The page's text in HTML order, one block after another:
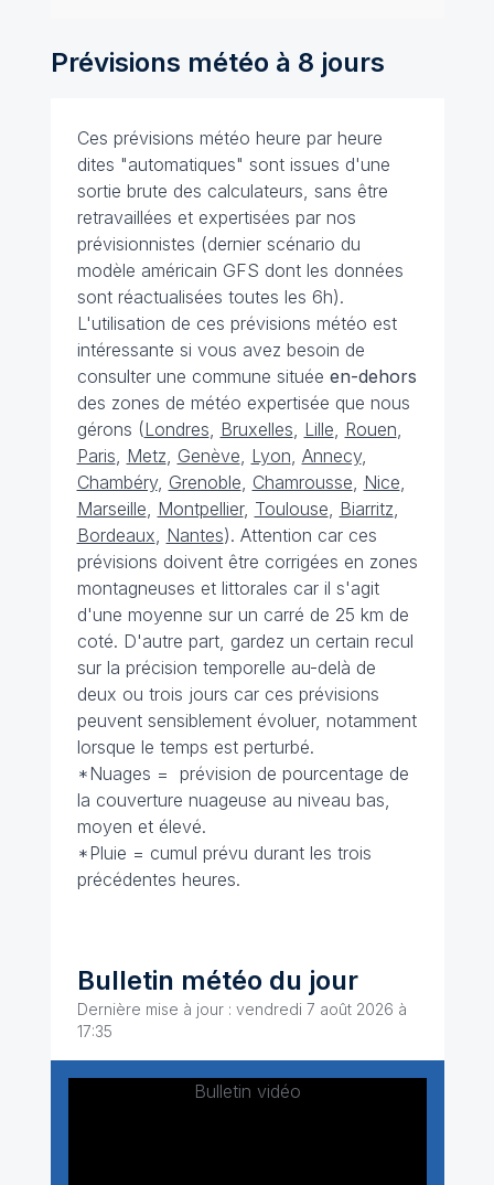
Prévisions météo à 8 jours
Ces prévisions météo heure par heure
dites "automatiques" sont issues d'une
sortie brute des calculateurs, sans être
retravaillées et expertisées par nos
prévisionnistes (dernier scénario du
modèle américain GFS dont les données
sont réactualisées toutes les 6h).
L'utilisation de ces prévisions météo est
intéressante si vous avez besoin de
consulter une commune située en-dehors
des zones de météo expertisée que nous
gérons (Londres, Bruxelles, Lille, Rouen,
Paris, Metz, Genève, Lyon, Annecy,
Chambéry, Grenoble, Chamrousse, Nice,
Marseille, Montpellier, Toulouse, Biarritz,
Bordeaux, Nantes). Attention car ces
prévisions doivent être corrigées en zones
montagneuses et littorales car il s'agit
d'une moyenne sur un carré de 25 km de
coté. D'autre part, gardez un certain recul
sur la précision temporelle au-delà de
deux ou trois jours car ces prévisions
peuvent sensiblement évoluer, notamment
lorsque le temps est perturbé.
*Nuages = prévision de pourcentage de
la couverture nuageuse au niveau bas,
moyen et élevé.
*Pluie = cumul prévu durant les trois
précédentes heures.
Bulletin météo du jour
Dernière mise à jour : vendredi 7 août 2026 à
17:35
Bulletin vidéo